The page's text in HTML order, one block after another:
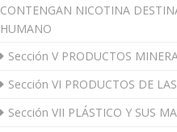
CONTENGAN NICOTINA
HUMANO
Sección V PRODUCTOS
Sección VI PRODUCTOS DE
Sección VII PLÁSTICO Y SUS